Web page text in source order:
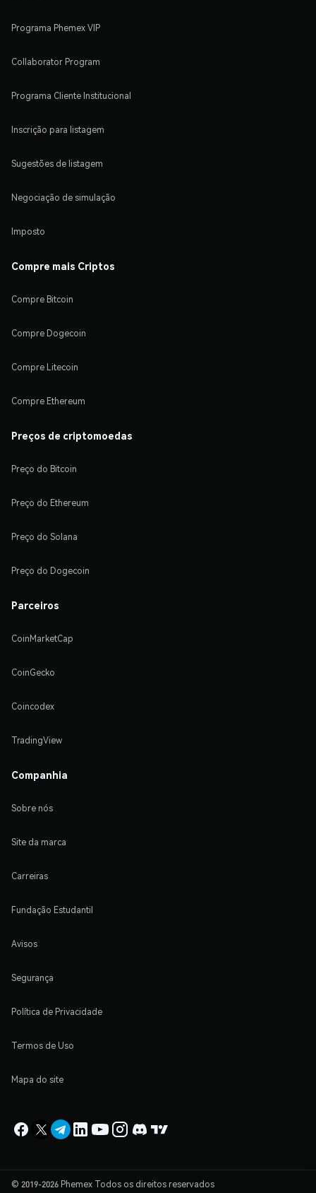
Programa Phemex VIP
Collaborator Program
Programa Cliente Institucional
Inscrição para listagem
Sugestões de listagem
Negociação de simulação
Imposto
Compre mais Criptos
Compre Bitcoin
Compre Dogecoin
Compre Litecoin
Compre Ethereum
Preços de criptomoedas
Preço do Bitcoin
Preço do Ethereum
Preço do Solana
Preço do Dogecoin
Parceiros
CoinMarketCap
CoinGecko
Coincodex
TradingView
Companhia
Sobre nós
Site da marca
Carreiras
Fundação Estudantil
Avisos
Segurança
Política de Privacidade
Termos de Uso
Mapa do site
© 2019-2026 Phemex Todos os direitos reservados